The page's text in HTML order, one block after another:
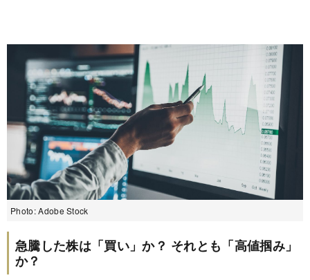
Photo: Adobe Stock
急騰した株は「買い」か？ それとも「高値掴み」
か？